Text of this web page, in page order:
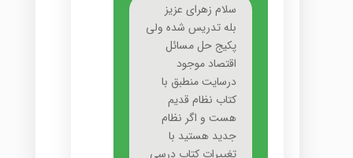
سلام زهرای عزیز
بله تدریس شده ولی
پکیج حل مسائل
اقتصاد موجود
درسایت منطبق با
کتاب نظام قدیم
هست و اگر نظام
جدید هستید با
تغییرات کتاب درسی